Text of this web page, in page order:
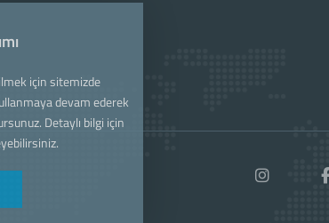
için sitemizde
devam ederek
Detaylı bilgi için